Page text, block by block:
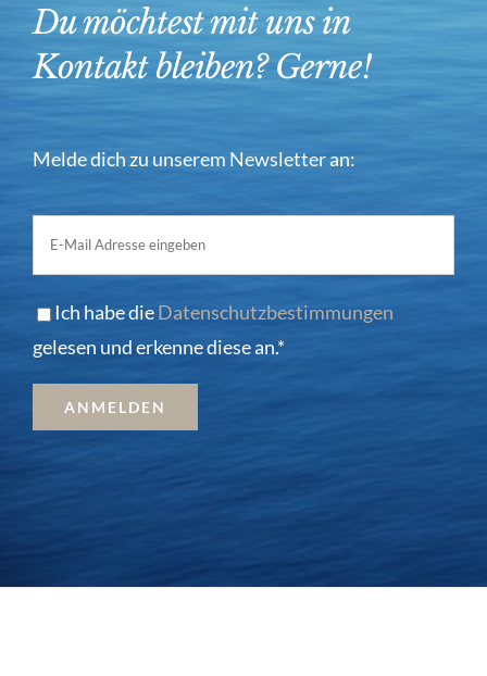
Du möchtest mit uns in
Kontakt bleiben? Gerne!
Melde dich zu unserem Newsletter an:
Ich habe dieDatenschutzbestimmungen
gelesen und erkenne diese an.*